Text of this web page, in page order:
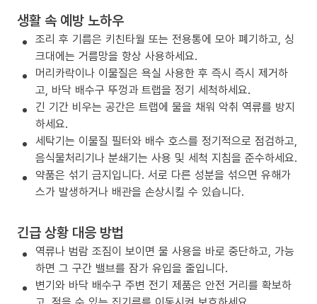
생활 속 예방 노하우
조리 후 기름은 키친타월 또는 전용통에 모아 폐기하고, 싱
크대에는 거름망을 항상 사용하세요.
머리카락이나 이물질은 욕실 사용한 후 즉시 즉시 제거하
고, 바닥 배수구 뚜껑과 트랩을 정기 세척하세요.
긴 기간 비우는 공간은 트랩에 물을 채워 악취 역류를 방지
하세요.
세탁기는 이물질 필터와 배수 호스를 정기적으로 점검하고,
음식물처리기나 분쇄기는 사용 및 세척 지침을 준수하세요.
약품은 섞기 금지입니다. 서로 다른 성분을 섞으면 유해가
스가 발생하거나 배관을 손상시킬 수 있습니다.
긴급 상황 대응 방법
역류나 범람 조짐이 보이면 물 사용을 바로 중단하고, 가능
하면 그 구간 밸브를 잠가 유입을 줄입니다.
변기와 바닥 배수구 주변 전기 제품은 안전 거리를 확보하